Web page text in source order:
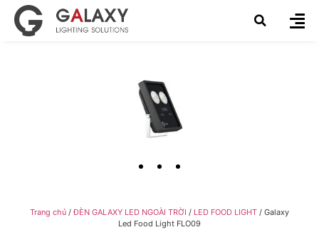
Trang chủ /ĐÈN GALAXY LED NGOÀI TRỜI / LED FOOD LIGHT / Galaxy
Led Food Light FLO09